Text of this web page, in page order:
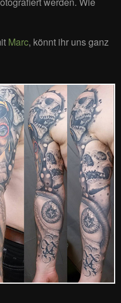
Marc, könnt ihr uns ganz